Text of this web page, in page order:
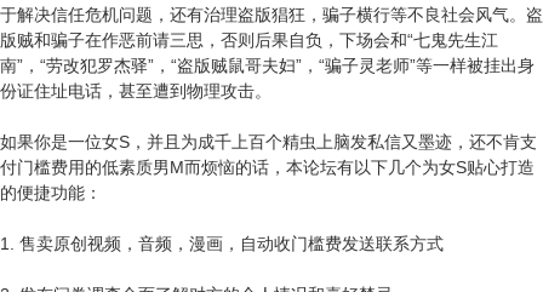
于解决信任危机问题，还有治理盗版猖狂，骗子横行等不良社会风气。盗
版贼和骗子在作恶前请三思，否则后果自负，下场会和“七鬼先生江
南”，“劳改犯罗杰驿”，“盗版贼鼠哥夫妇”，“骗子灵老师”等一样被挂出身
份证住址电话，甚至遭到物理攻击。
如果你是一位女S，并且为成千上百个精虫上脑发私信又墨迹，还不肯支
付门槛费用的低素质男M而烦恼的话，本论坛有以下几个为女S贴心打造
的便捷功能：
1. 售卖原创视频，音频，漫画，自动收门槛费发送联系方式